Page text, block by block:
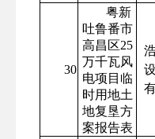
30
粤新
吐鲁番市
高昌区25
万千瓦风
电项目临
时用地土
地复垦方
案报告表